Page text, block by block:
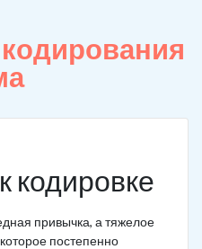
кодирования
кодировке
привычка, а тяжелое
постепенно